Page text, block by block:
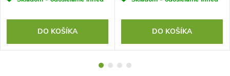
DO KOŠÍKA DO KOŠÍKA